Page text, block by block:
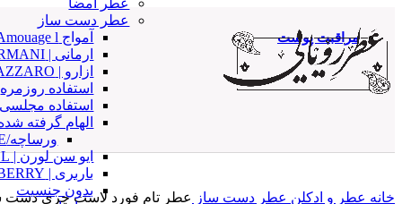
عطر دست ساز
آمواج Amouage l
ارمانی | ARMANI
ازارو | AZZARO
استفاده روزمره
استفاده مجلسی
الهام گرفته
ورساچه/VERSACE
ایو سن لورن | YSL
باربری | BURBERRY
بدون جنسیت
مراقبت پوست
ضد افتاب
کرم دور چشم
مراقبت صورت
سرم ها
ژل و فوم شستشو
خانه عطر و ادکلن عطر دست ساز عطر تام فورد لاست چری دست